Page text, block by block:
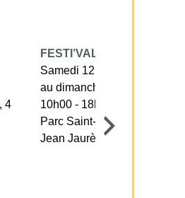
4
FESTI’VALLÉE
Samedi 12 Septembre
au dimanche 13 septembre
10h00 - 18h30
Parc Saint-Nicolas, avenue
Jean Jaurès